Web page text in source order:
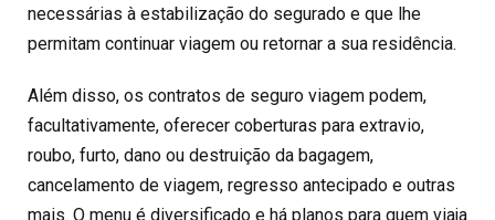
necessárias à estabilização do segurado e que lhe
permitam continuar viagem ou retornar a sua residência.
Além disso, os contratos de seguro viagem podem,
facultativamente, oferecer coberturas para extravio,
roubo, furto, dano ou destruição da bagagem,
cancelamento de viagem, regresso antecipado e outras
mais. O menu é diversificado e há planos para quem viaja